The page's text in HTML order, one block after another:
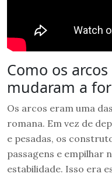
Como os
mudaram a
Os arcos eram uma
romana. Em vez de
e pesadas, os
passagens e empilhar
estabilidade. Isso era